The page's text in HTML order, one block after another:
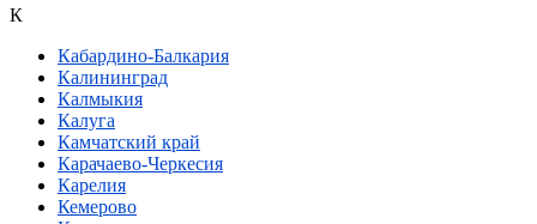
К
Кабардино-Балкария
Калининград
Калмыкия
Калуга
Камчатский край
Карачаево-Черкесия
Карелия
Кемерово